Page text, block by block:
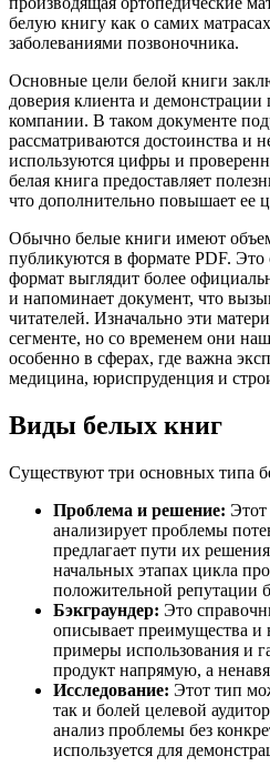
белую книгу как о самих
заболеваниями позвоночника.
Основные цели белой книги
доверия клиента и демонстрации
компании. В таком документе
рассматриваются достоинства и
используются цифры и
белая книга предоставляет
что дополнительно повышает ее
Обычно белые книги имеют
публикуются в формате PDF. Это
формат выглядит более
и напоминает документ, что
читателей. Изначально эти
сегменте, но со временем они
особенно в сферах, где важна
медицина, юриспруденция и
Виды белых книг
Существуют три основных типа
Проблема и решение: Этот
анализирует проблемы
предлагает пути их
начальных этапах цикла
положительной репутации
Бэкграундер: Это
описывает преимущества и
примеры использования и
продукт напрямую, а
Исследование: Этот тип
так и болей целевой
анализ проблемы без
используется для